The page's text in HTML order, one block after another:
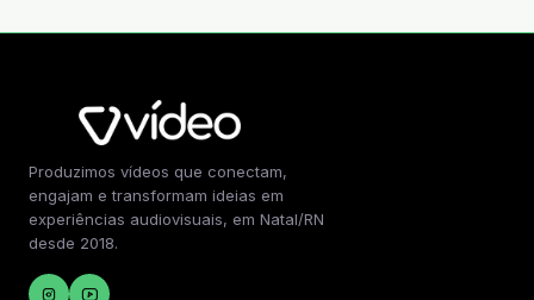
Produzimos vídeos que conectam,
engajam e transformam ideias em
experiências audiovisuais, em Natal/RN
desde 2018.